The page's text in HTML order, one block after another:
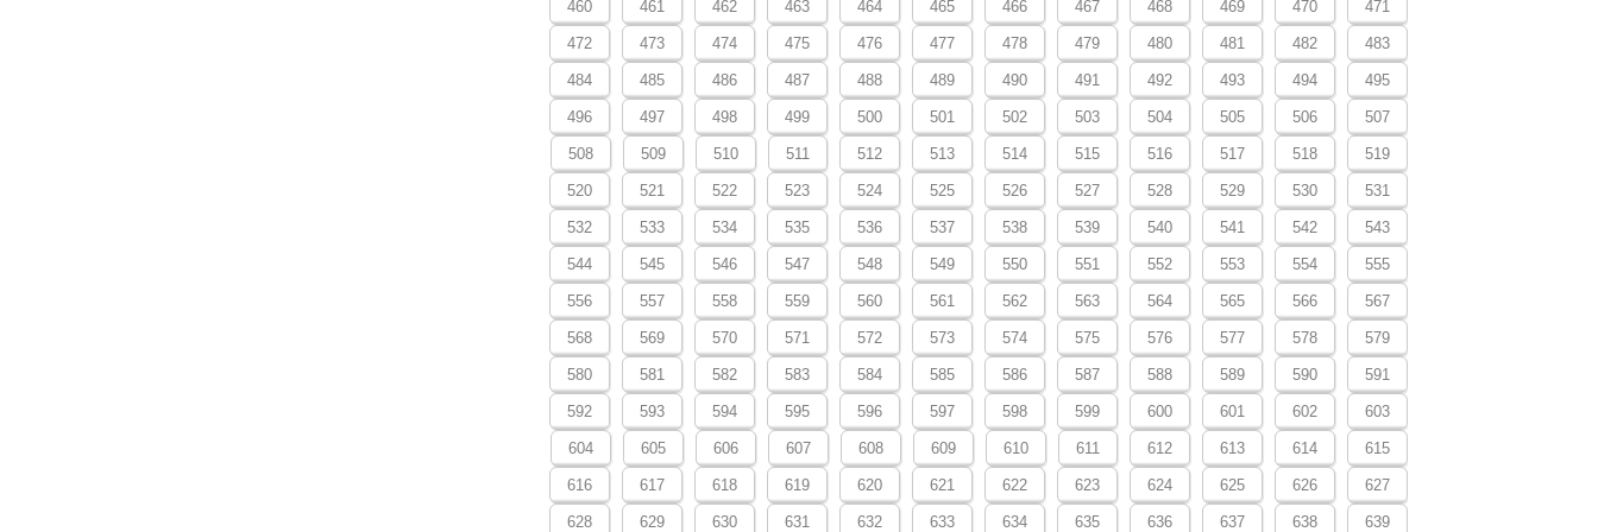
460 461 462 463 464 465 466 467 468 469 470 471
472 473 474 475 476 477 478 479 480 481 482 483
484 485 486 487 488 489 490 491 492 493 494 495
496 497 498 499 500 501 502 503 504 505 506 507
508 509 510 511 512 513 514 515 516 517 518 519
520 521 522 523 524 525 526 527 528 529 530 531
532 533 534 535 536 537 538 539 540 541 542 543
544 545 546 547 548 549 550 551 552 553 554 555
556 557 558 559 560 561 562 563 564 565 566 567
568 569 570 571 572 573 574 575 576 577 578 579
580 581 582 583 584 585 586 587 588 589 590 591
592 593 594 595 596 597 598 599 600 601 602 603
604 605 606 607 608 609 610 611 612 613 614 615
616 617 618 619 620 621 622 623 624 625 626 627
628 629 630 631 632 633 634 635 636 637 638 639